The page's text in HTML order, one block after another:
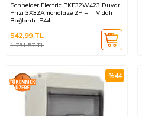
Schneider Electric PKF32W423 Duvar
Prizi 3X32Amonofaze 2P + T Vidalı
Bağlantı IP44
1.751,57TL
542,99TL
%44